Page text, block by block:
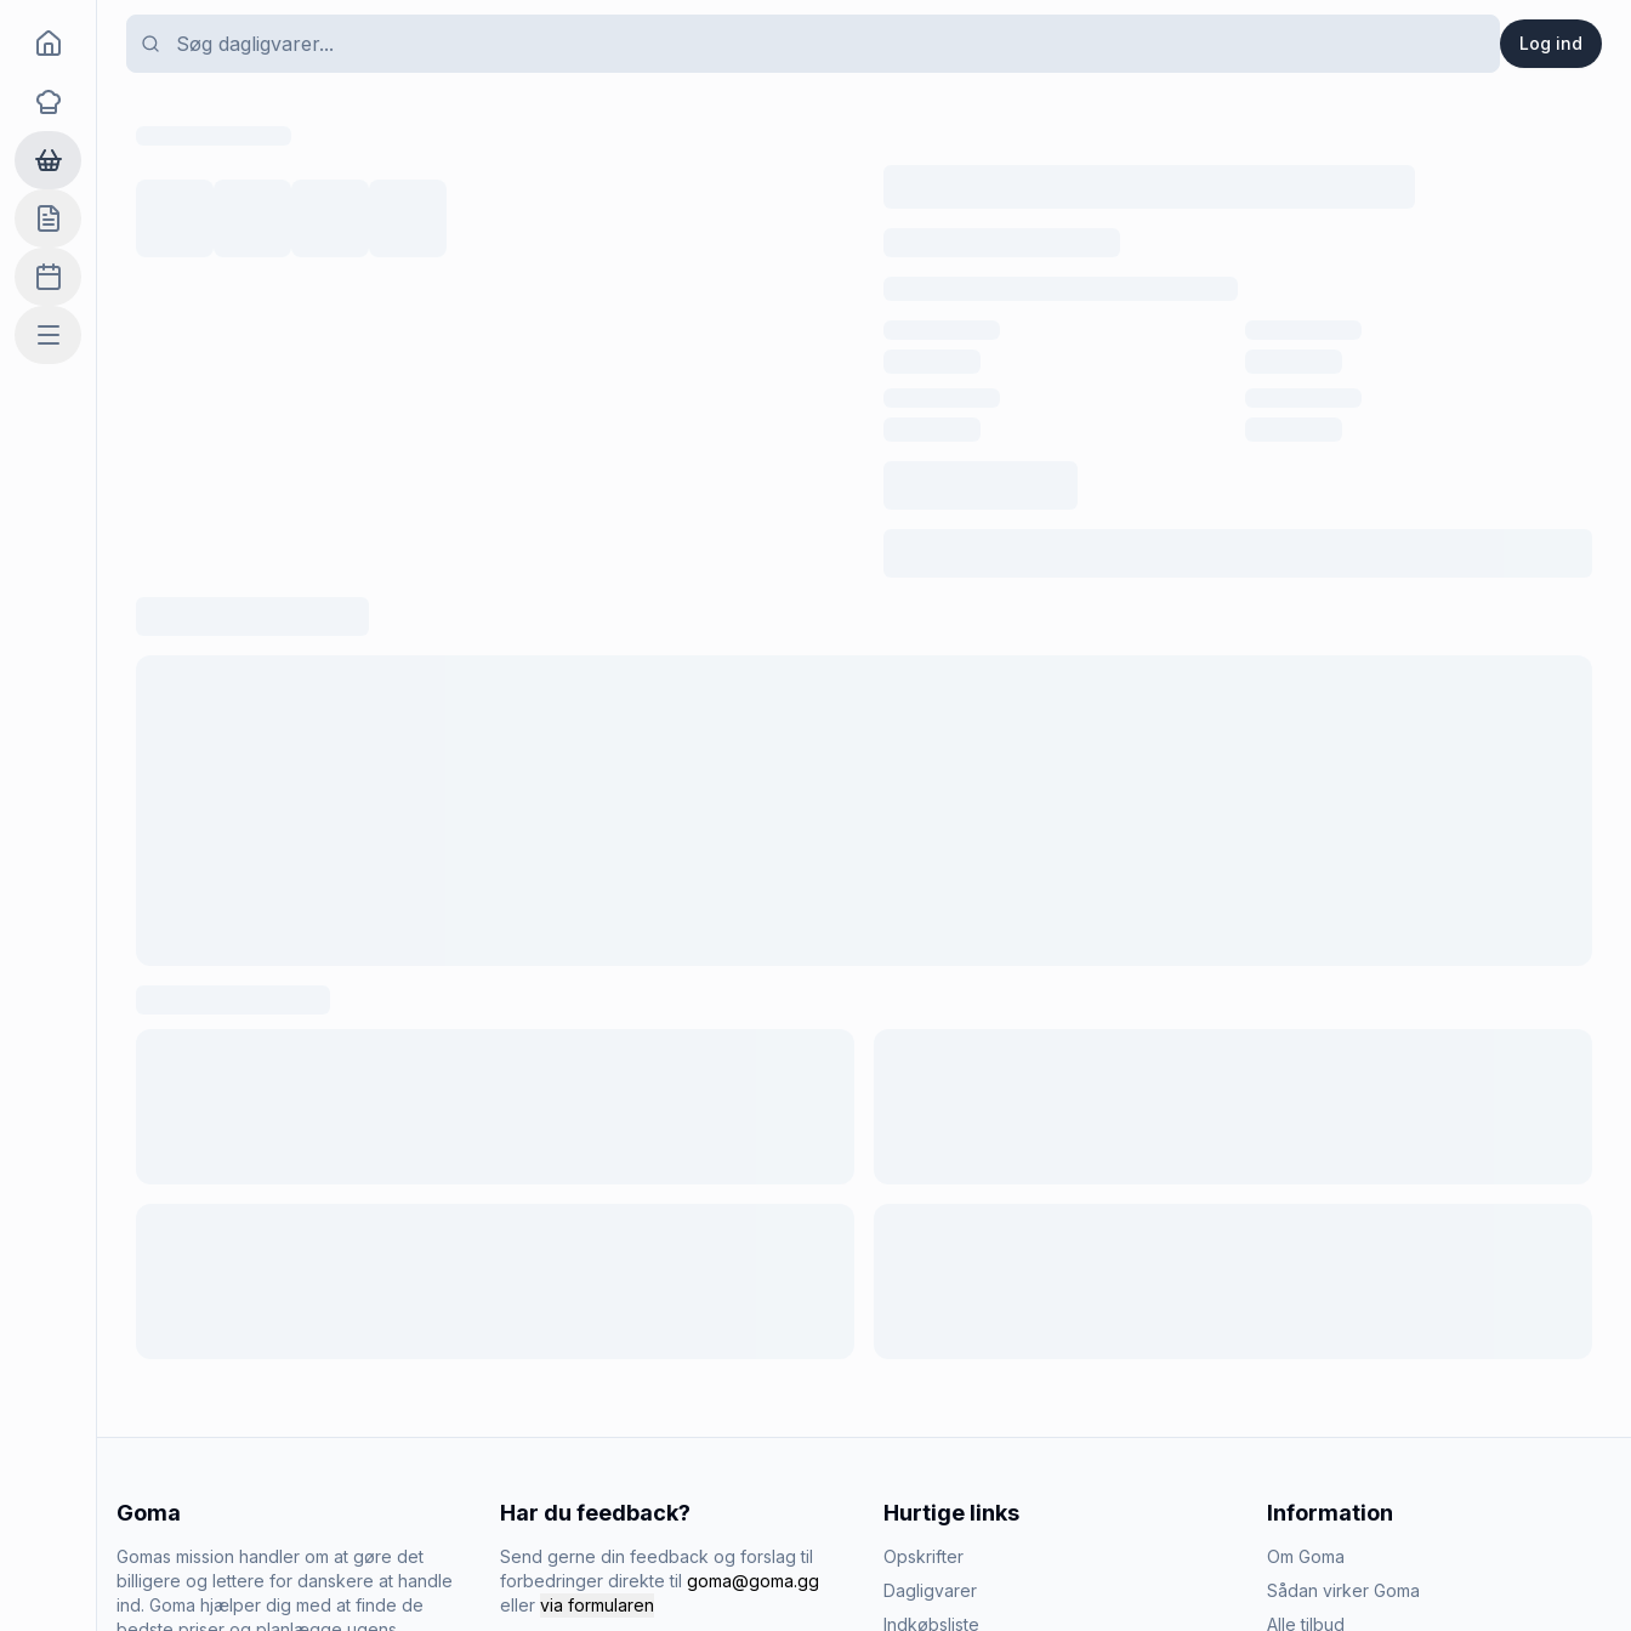
Log ind
Goma
Opskrifter
Dagligvarer
Indkøbslisten
Madplan
Mere
Goma
Gomas mission handler om at gøre det
billigere og lettere for danskere at handle
ind. Goma hjælper dig med at finde de
Har du feedback?
Send gerne din feedback og forslag til
forbedringer direkte til goma@goma.gg
eller via formularen
Hurtige links
Opskrifter
Dagligvarer
Indkøbsliste
Information
Om Goma
Sådan virker Goma
Alle tilbud